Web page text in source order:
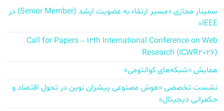
سمینار مجازی «مسیر ارتقاء به عضویت ارشد (Senior Member) در
IEEE»
Call for Papers – 12th International Conference on Web
Research (ICWR2026)
همایش «شبکه‌های کوانتومی»
نشست تخصصی «هوش مصنوعی پیشران نوین در تحول اقتصاد و
حکمرانی دیجیتال»